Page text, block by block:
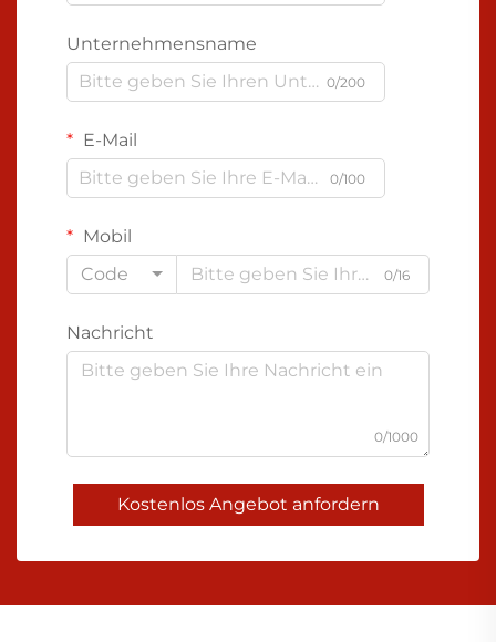
Unternehmensname
0/200
E-Mail
0/100
Mobil
Code
0/16
Nachricht
0/1000
Kostenlos Angebot anfordern